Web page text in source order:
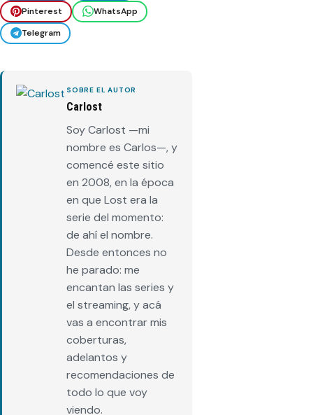
Pinterest
WhatsApp
Telegram
SOBRE EL AUTOR
Carlost
Soy Carlost —mi
nombre es Carlos—, y
comencé este sitio
en 2008, en la época
en que Lost era la
serie del momento:
de ahí el nombre.
Desde entonces no
he parado: me
encantan las series y
el streaming, y acá
vas a encontrar mis
coberturas,
adelantos y
recomendaciones de
todo lo que voy
viendo.